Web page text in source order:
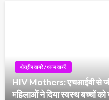
क्षेत्रीय खबरें / अन्य खबरें
HIV Mothers: एचआईवी से
महिलाओं ने दिया स्वस्थ बच्चों को